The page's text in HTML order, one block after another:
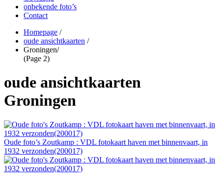
onbekende foto’s
Contact
Homepage /
oude ansichtkaarten /
Groningen/
(Page 2)
oude ansichtkaarten
Groningen
Oude foto’s Zoutkamp : VDL fotokaart haven met binnenvaart, in
1932 verzonden(200017)